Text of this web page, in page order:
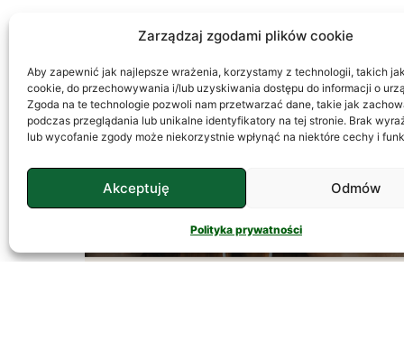
Zarządzaj zgodami plików cookie
Aby zapewnić jak najlepsze wrażenia, korzystamy z technologii, takich
cookie, do przechowywania i/lub uzyskiwania dostępu do informacji o
Zgoda na te technologie pozwoli nam przetwarzać dane, takie jak
podczas przeglądania lub unikalne identyfikatory na tej stronie. Brak
lub wycofanie zgody może niekorzystnie wpłynąć na niektóre cechy i
Akceptuję Odmów
Polityka prywatności
PSYCHOLOGIA